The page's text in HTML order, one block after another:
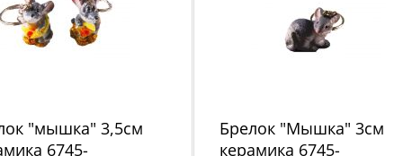
"мышка" 3,5см
6745-
Брелок "Мышка" 3см
керамика 6745-